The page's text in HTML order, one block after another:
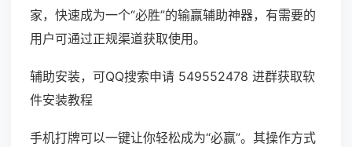
家，快速成为一个“必胜”的输赢辅助神器，有需要的
用户可通过正规渠道获取使用。
辅助安装，可QQ搜索申请 549552478 进群获取软
件安装教程
手机打牌可以一键让你轻松成为“必赢”。其操作方式